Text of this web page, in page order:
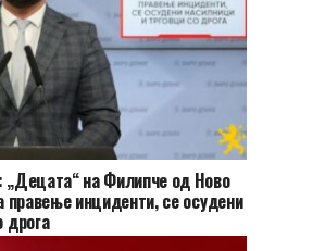
на Филипче од Ново
правење инциденти, се осудени
дрога